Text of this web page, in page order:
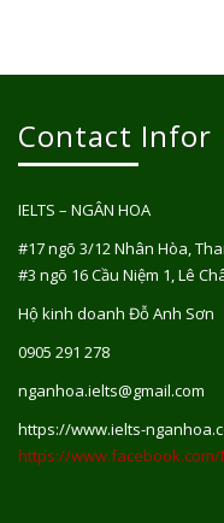
Contact Infor
IELTS – NGÂN HOA
#17 ngõ 3/12 Nhân Hòa,
#3 ngõ 16 Cầu Niệm 1, Lê
Hộ kinh doanh Đỗ Anh Sơn
0905 291 278
nganhoa.ielts@gmail.com
https://www.ielts-
https://www.facebook.com/